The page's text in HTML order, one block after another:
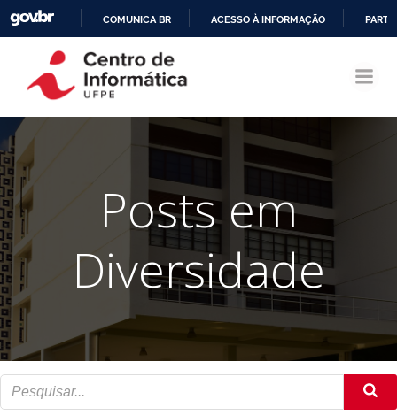
CONTEÚDO
COMUNICA BR ACESSO À INFORMAÇÃO
Posts em
Diversidade